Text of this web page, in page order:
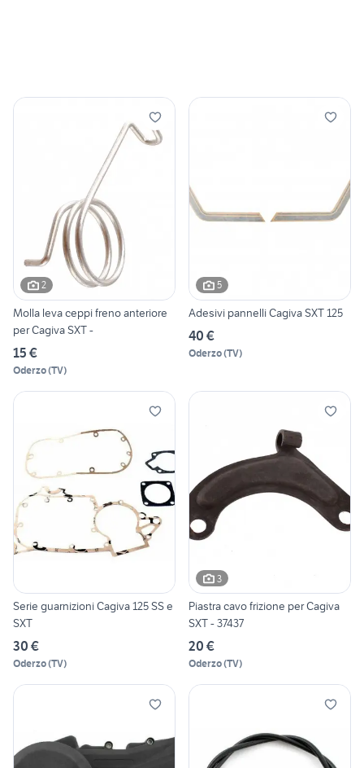
2
Molla leva ceppi freno anteriore
per Cagiva SXT -
15 €
Oderzo(TV)
5
Adesivi pannelli Cagiva SXT 125
40 €
Oderzo(TV)
Serie guarnizioni Cagiva 125 SS e
SXT
30 €
Oderzo(TV)
3
Piastra cavo frizione per Cagiva
SXT - 37437
20 €
Oderzo(TV)